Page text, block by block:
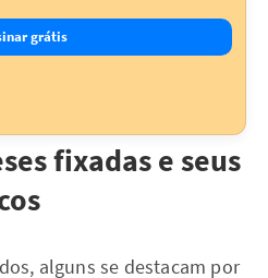
grátis
fixadas e seus
alguns se destacam por